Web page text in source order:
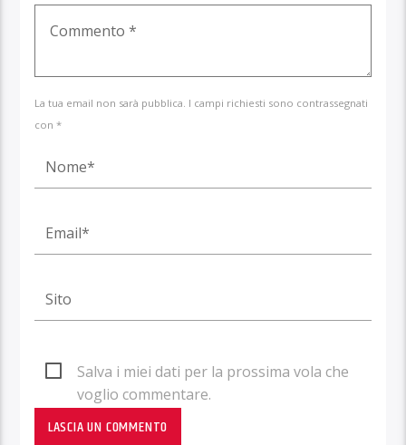
La tua email non sarà pubblica. I campi richiesti sono contrassegnati
con *
Salva i miei dati per la prossima vola che
voglio commentare.